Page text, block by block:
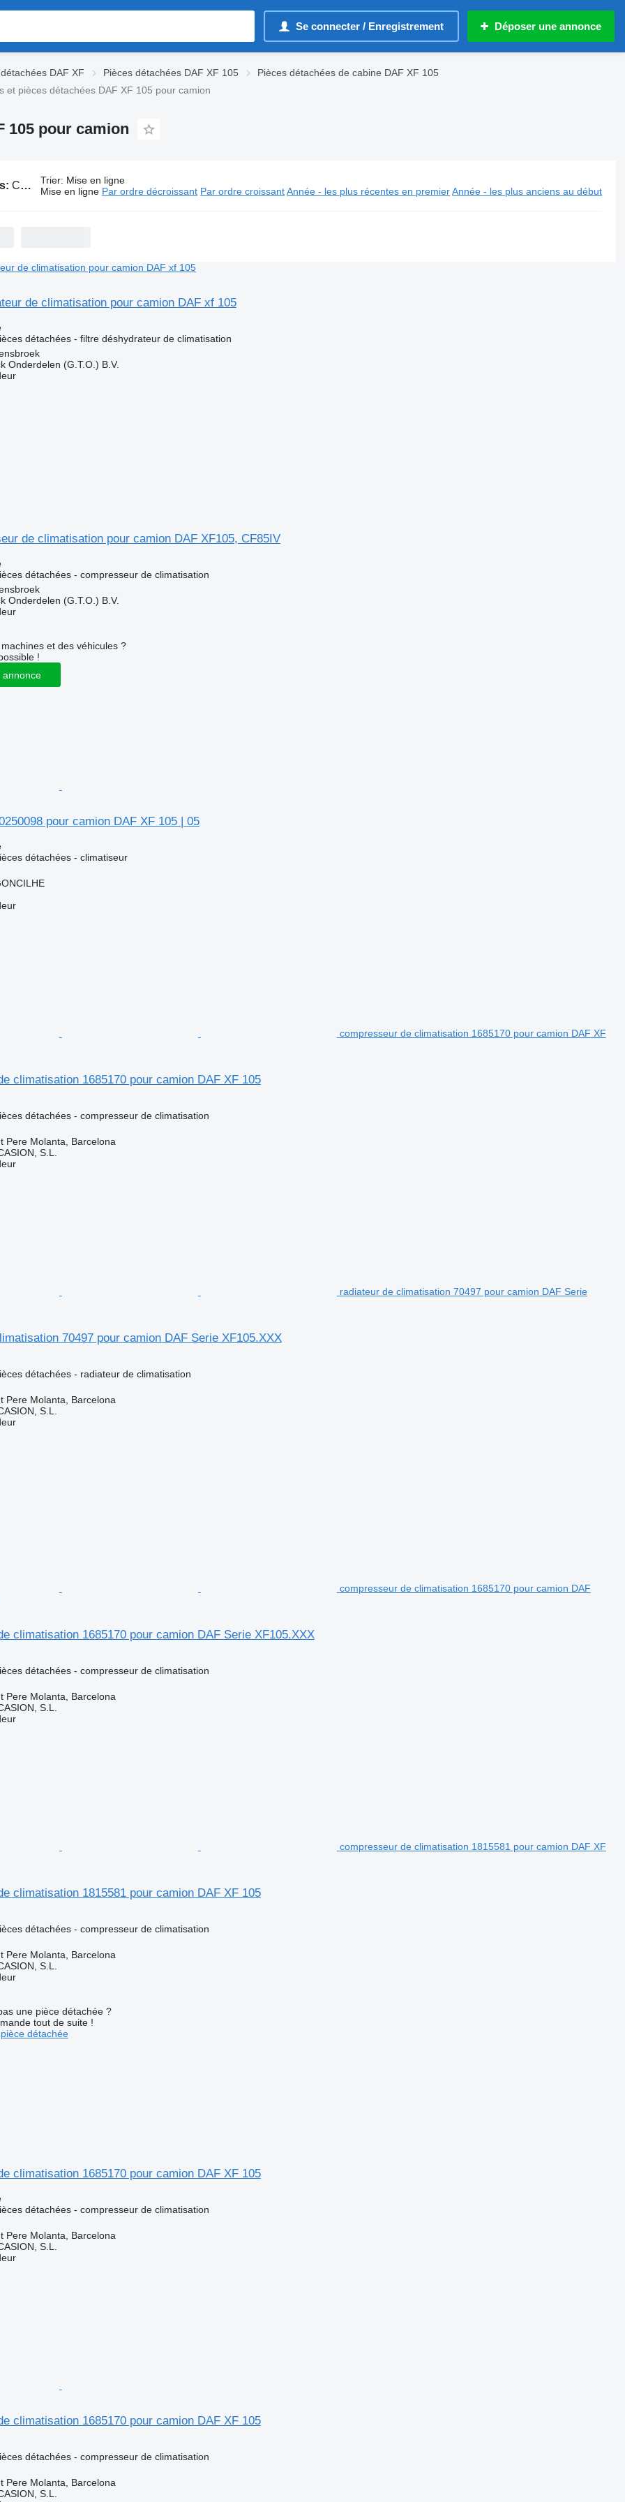
Se connecter / Enregistrement Déposer une annonce
DAF XF Pièces détachées DAF XF 105
Pièces détachées de cabine DAF XF 105
et pièces détachées DAF XF 105 pour camion
105 pour camion
Climatisations et pièces détachées DAF XF 105 pour camion Trier: Mise en ligne
Mise en ligne Par ordre décroissant Par ordre croissant Année - les plus récentes en premier Année - les plus anciens au début
de climatisation pour camion DAF xf 105
détachées - filtre déshydrateur de climatisation
Onderdelen (G.T.O.) B.V.
de climatisation pour camion DAF XF105, CF85IV
détachées - compresseur de climatisation
Onderdelen (G.T.O.) B.V.
et des véhicules ?
!
annonce
pour camion DAF XF 105 | 05
détachées - climatiseur
compresseur de climatisation 1685170 pour camion DAF XF
climatisation 1685170 pour camion DAF XF 105
détachées - compresseur de climatisation
Pere Molanta, Barcelona
S.L.
radiateur de climatisation 70497 pour camion DAF Serie
70497 pour camion DAF Serie XF105.XXX
détachées - radiateur de climatisation
Pere Molanta, Barcelona
S.L.
compresseur de climatisation 1685170 pour camion DAF
climatisation 1685170 pour camion DAF Serie XF105.XXX
détachées - compresseur de climatisation
Pere Molanta, Barcelona
S.L.
compresseur de climatisation 1815581 pour camion DAF XF
climatisation 1815581 pour camion DAF XF 105
détachées - compresseur de climatisation
Pere Molanta, Barcelona
S.L.
une pièce détachée ?
tout de suite !
détachée
climatisation 1685170 pour camion DAF XF 105
détachées - compresseur de climatisation
Pere Molanta, Barcelona
S.L.
climatisation 1685170 pour camion DAF XF 105
détachées - compresseur de climatisation
Pere Molanta, Barcelona
S.L.